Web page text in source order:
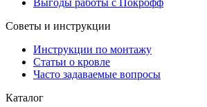
Выгоды работы с Покрофф
Советы и инструкции
Инструкции по монтажу
Статьи о кровле
Часто задаваемые вопросы
Каталог